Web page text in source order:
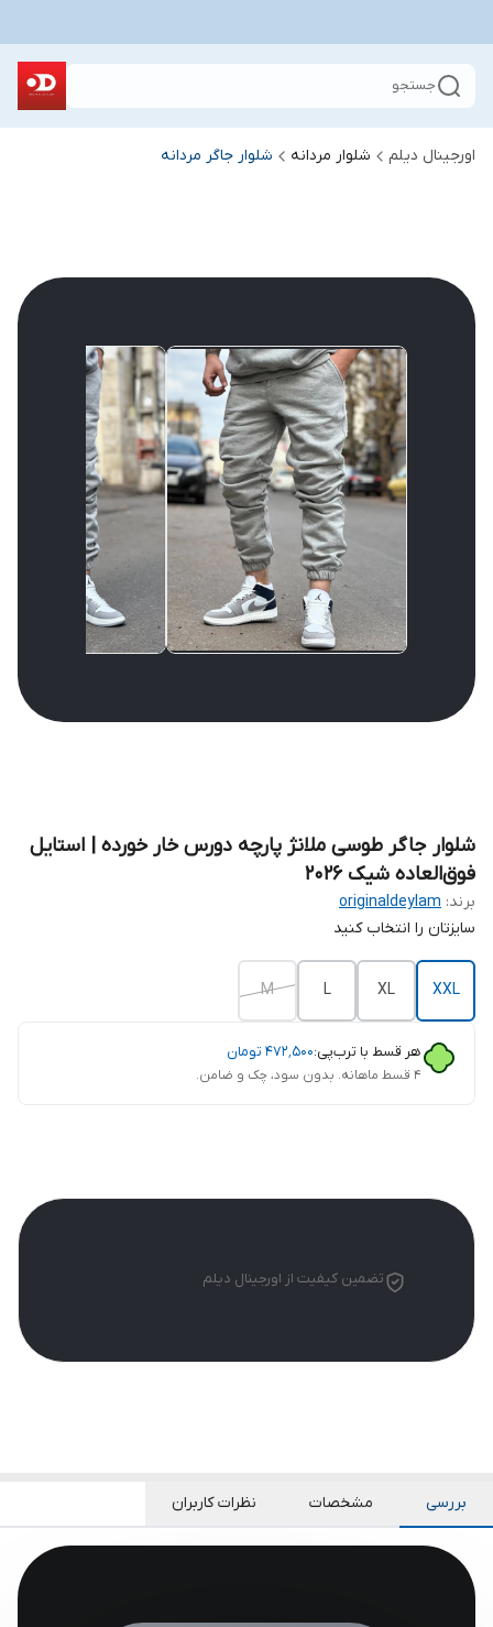
جستجو
اورجینال دیلم شلوار مردانه شلوار جاگر مردانه
شلوار جاگر طوسی ملانژ پارچه دورس خار خورده | استایل
فوق‌العاده شیک 2026
برند: originaldeylam
سایزتان را انتخاب کنید
XXL
XL
L
M
هر قسط با ترب‌پی:۴۷۲٬۵۰۰ تومان
۴ قسط ماهانه. بدون سود، چک و ضامن.
تضمین کیفیت از اورجینال دیلم
بررسی مشخصات نظرات کاربران